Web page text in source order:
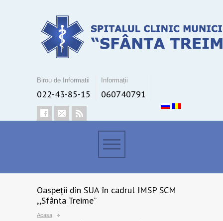
Birou de Informatii
022-43-85-15
Informații
060740791
Oaspeții din SUA în cadrul IMSP SCM
,,Sfânta Treime’’
Acasa